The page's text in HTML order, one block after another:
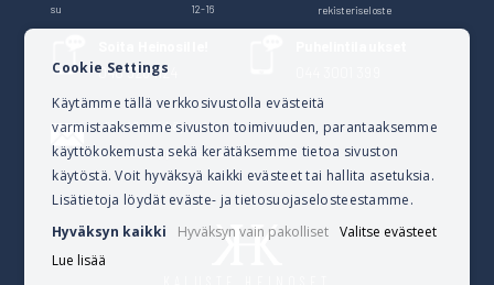
su 12-16
rekisteriseloste
040 528 1124
Lähetä sähköpostia
verkkokauppa@kalusteheinoset.fi
Cookie Settings
Käytämme tällä verkkosivustolla evästeitä
varmistaaksemme sivuston toimivuuden, parantaaksemme
käyttökokemusta sekä kerätäksemme tietoa sivuston
käytöstä. Voit hyväksyä kaikki evästeet tai hallita asetuksia.
Lisätietoja löydät eväste- ja tietosuojaselosteestamme.
Hyväksyn kaikki
Hyväksyn vain pakolliset
Valitse evästeet
Lue lisää